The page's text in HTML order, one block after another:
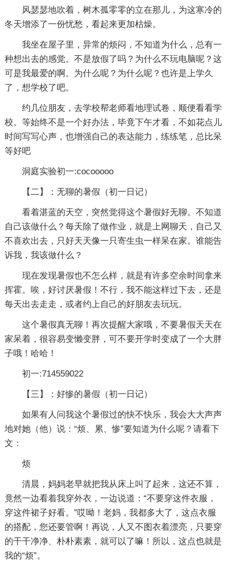
风瑟瑟地吹着，树木孤零零的立在那儿，为这寒冷的
冬天增添了一份忧愁，看起来更加枯燥。
我坐在屋子里，异常的烦闷，不知道为什么，总有一
种想出去的感觉。不是放假了吗？为什么不玩电脑呢？这
可是我最爱的啊。为什么呢？为什么呢？也许是上学久
了，想学校了吧。
约几位朋友，去学校帮老师看地理试卷，顺便看看学
校。等始终不是一个好办法，毕竟下午才看，不如花点儿
时间写写心声，也增强自己的表达能力，练练笔，总比呆
等好吧
洞庭实验初一:cocooooo
【二】：无聊的暑假 （初一日记）
看着湛蓝的天空，突然觉得这个暑假好无聊。不知道
自己该做什么？每天除了做作业，就是上网聊天，自己又
不喜欢出去，只好天天像一只寄生虫一样呆在家。谁能告
诉我，我该做什么？
现在发现暑假也不怎么样，就是有许多空余时间拿来
挥霍。唉，好讨厌暑假！不行，我不能这样过下去，还是
每天出去走走，或者约上自己的好朋友去玩玩。
这个暑假真无聊！再次提醒大家哦，不要暑假天天在
家呆着，很容易变懒变胖，可不要开学时变成了一个大胖
子哦！哈哈！
初一:714559022
【三】：好惨的暑假 （初一日记）
如果有人问我这个暑假过的快不快乐，我会大大声声
地对她（他）说：“烦、累、惨”要知道为什么呢？请看下
文：
烦
清晨，妈妈老早就把我从床上叫了起来，这还不算，
竟然一边看着我穿外衣，一边说道：“不要穿这件衣服，
穿这件裙子好看。”哎呦！老妈，我都多大了，这点衣服
的搭配，您还要管啊！再说，人又不图衣着漂亮，只要穿
的干干净净、朴朴素素，就可以了嘛！所以，这点也就是
我的“烦”。